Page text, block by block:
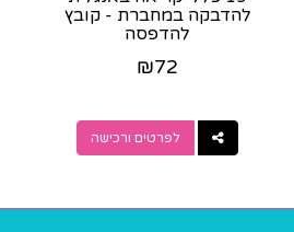
להדבקה במחברת - קובץ
להדפסה
₪72
לפרטים ורכישה